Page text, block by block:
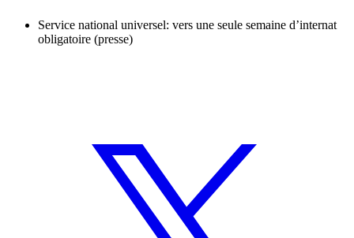
Service national universel: vers une seule semaine d’internat
obligatoire (presse)